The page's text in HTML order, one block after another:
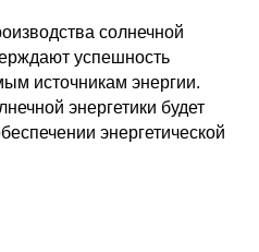
солнечной
успешность
источникам энергии.
энергетики будет
энергетической